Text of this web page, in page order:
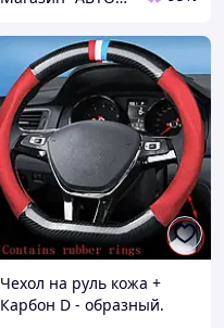
Чехол на руль кожа +
Карбон D - образный.